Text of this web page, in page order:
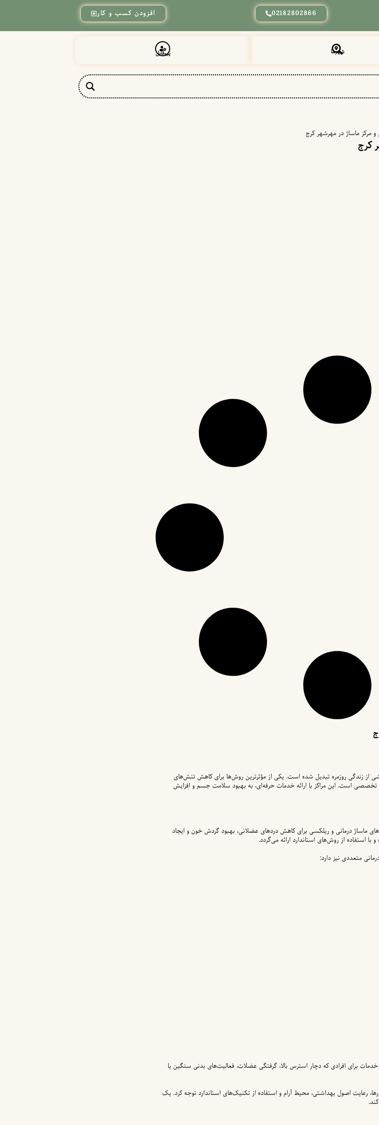
02182802866 افزودن کسب و کار
شهرها پروفایل
ماساژ در مهرشهر کرج
کرج
زندگی روزمره تبدیل شده است. یکی از مؤثرترین روش‌ها برای کاهش تنش‌های
است. این مراکز با ارائه خدمات حرفه‌ای، به بهبود سلامت جسم و افزایش
ماساژ درمانی و ریلکسی برای کاهش دردهای عضلانی، بهبود گردش خون و ایجاد
استفاده از روش‌های استاندارد ارائه می‌گردد.
متعددی نیز دارد:
خدمات برای افرادی که دچار استرس بالا، گرفتگی عضلات، فعالیت‌های بدنی سنگین یا
رعایت اصول بهداشتی، محیط آرام و استفاده از تکنیک‌های استاندارد توجه کرد. یک